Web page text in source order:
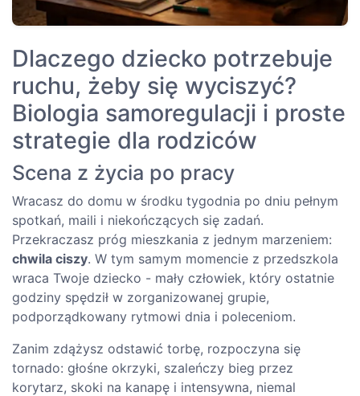
Dlaczego dziecko potrzebuje
ruchu, żeby się wyciszyć?
Biologia samoregulacji i proste
strategie dla rodziców
Scena z życia po pracy
Wracasz do domu w środku tygodnia po dniu pełnym
spotkań, maili i niekończących się zadań.
Przekraczasz próg mieszkania z jednym marzeniem:
chwila ciszy. W tym samym momencie z przedszkola
wraca Twoje dziecko - mały człowiek, który ostatnie
godziny spędził w zorganizowanej grupie,
podporządkowany rytmowi dnia i poleceniom.
Zanim zdążysz odstawić torbę, rozpoczyna się
tornado: głośne okrzyki, szaleńczy bieg przez
korytarz, skoki na kanapę i intensywna, niemal